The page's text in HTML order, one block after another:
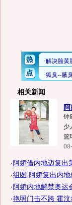
相关新闻
钟
少
篮
· 阿娇借内地迈复出
·组图:阿娇复出内
· 阿娇内地解禁奥运
·艳照门击不跨 霍